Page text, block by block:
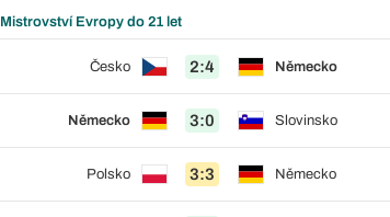
Mistrovství Evropy do 21 let
Česko 2:4 Německo
Německo 3:0 Slovinsko
Polsko 3:3 Německo